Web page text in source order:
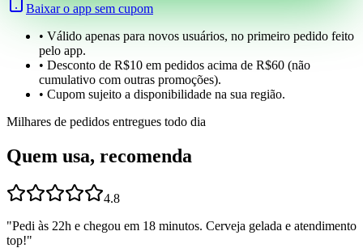
Baixar o app sem cupom
• Válido apenas para novos usuários, no primeiro pedido feito
pelo app.
• Desconto de R$10 em pedidos acima de R$60 (não
cumulativo com outras promoções).
• Cupom sujeito a disponibilidade na sua região.
Milhares de pedidos entregues todo dia
Quem usa, recomenda
4.8
"Pedi às 22h e chegou em 18 minutos. Cerveja gelada e atendimento
top!"